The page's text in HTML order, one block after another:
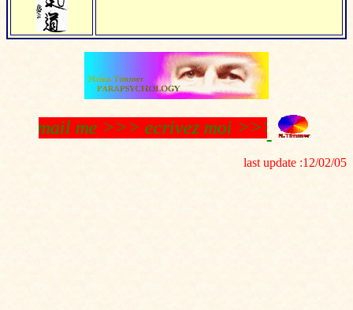
mail me >>> ecrivez moi >>> schreibt
last update :12/02/05